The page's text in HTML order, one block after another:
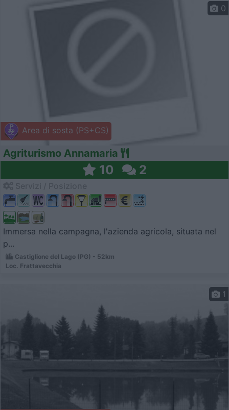
Area di sosta (PS+CS)
0
Agriturismo Annamaria
10 2
Immersa nella campagna, l'azienda agricola, situata nel
p...
Castiglione del Lago (PG) - 52km
Loc. Frattavecchia
1